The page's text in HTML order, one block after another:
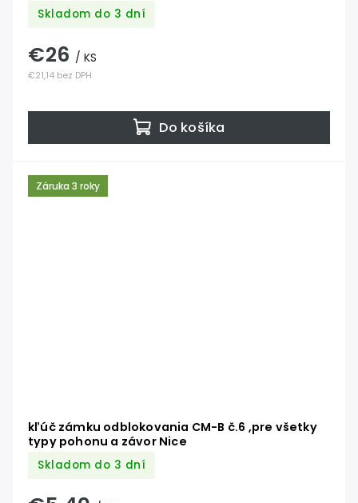
Skladom do 3 dní
€21,14 bez DPH
€26 / KS
Do košíka
Záruka 3 roky
kľúč zámku odblokovania CM-B č.6 ,pre všetky
typy pohonu a závor Nice
Skladom do 3 dní